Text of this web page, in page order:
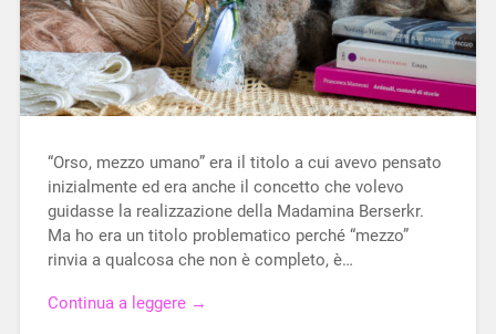
“Orso, mezzo umano” era il titolo a cui avevo pensato
inizialmente ed era anche il concetto che volevo
guidasse la realizzazione della Madamina Berserkr.
Ma ho era un titolo problematico perché “mezzo”
rinvia a qualcosa che non è completo, è…
Continua a leggere →